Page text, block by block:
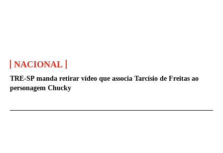
NACIONAL
TRE-SP manda retirar vídeo que associa Tarcísio de Freitas ao
personagem Chucky